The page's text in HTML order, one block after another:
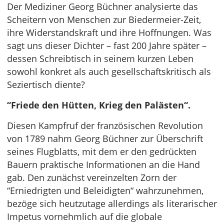
Der Mediziner Georg Büchner analysierte das
Scheitern von Menschen zur Biedermeier-Zeit,
ihre Widerstandskraft und ihre Hoffnungen. Was
sagt uns dieser Dichter – fast 200 Jahre später –
dessen Schreibtisch in seinem kurzen Leben
sowohl konkret als auch gesellschaftskritisch als
Seziertisch diente?
“Friede den Hütten, Krieg den Palästen“.
Diesen Kampfruf der französischen Revolution
von 1789 nahm Georg Büchner zur Überschrift
seines Flugblatts, mit dem er den gedrückten
Bauern praktische Informationen an die Hand
gab. Den zunächst vereinzelten Zorn der
“Erniedrigten und Beleidigten“ wahrzunehmen,
bezöge sich heutzutage allerdings als literarischer
Impetus vornehmlich auf die globale